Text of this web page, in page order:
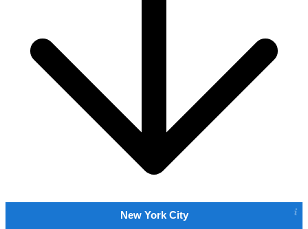
New York City